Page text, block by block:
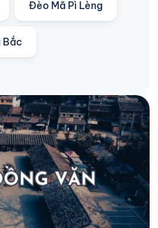
Đèo Mã Pì Lèng
Bắc